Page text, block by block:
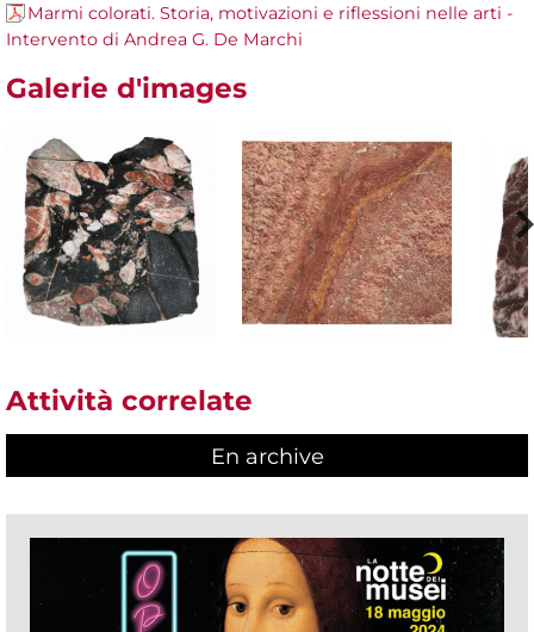
Marmi colorati. Storia, motivazioni e riflessioni nelle arti -
Intervento di Andrea G. De Marchi
Galerie d'images
Attività correlate
En archive